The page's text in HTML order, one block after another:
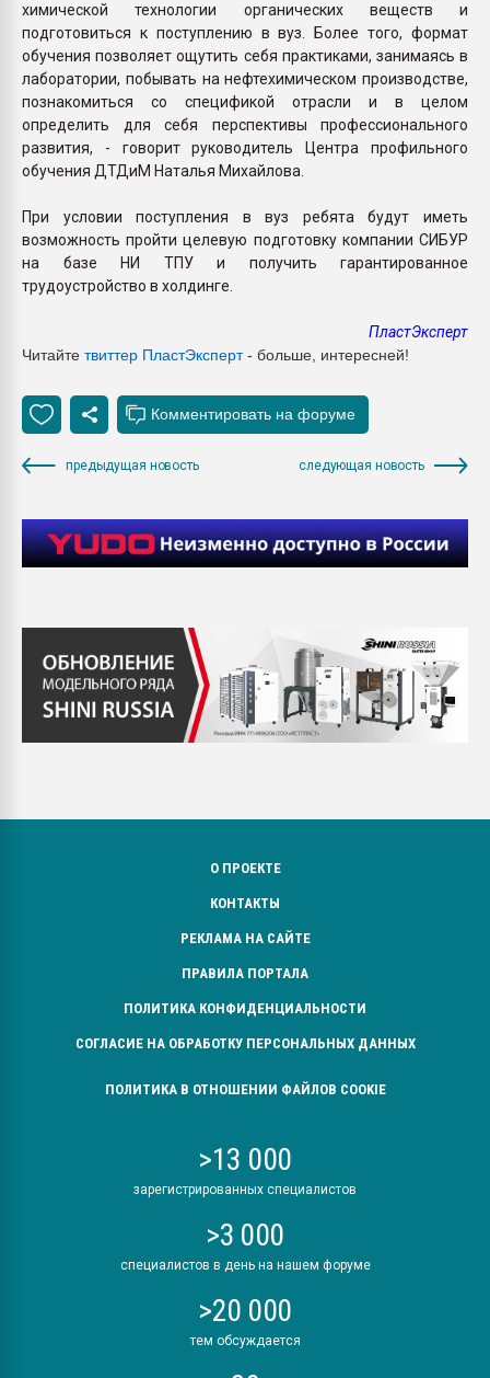
химической технологии органических веществ и
подготовиться к поступлению в вуз. Более того, формат
обучения позволяет ощутить себя практиками, занимаясь в
лаборатории, побывать на нефтехимическом производстве,
познакомиться со спецификой отрасли и в целом
определить для себя перспективы профессионального
развития, - говорит руководитель Центра профильного
обучения ДТДиМ Наталья Михайлова.
При условии поступления в вуз ребята будут иметь
возможность пройти целевую подготовку компании СИБУР
на базе НИ ТПУ и получить гарантированное
трудоустройство в холдинге.
ПластЭксперт
Читайте твиттер ПластЭксперт- больше, интересней!
предыдущая новость следующая новость
О ПРОЕКТЕ
КОНТАКТЫ
РЕКЛАМА НА САЙТЕ
ПРАВИЛА ПОРТАЛА
ПОЛИТИКА КОНФИДЕНЦИАЛЬНОСТИ
СОГЛАСИЕ НА ОБРАБОТКУ ПЕРСОНАЛЬНЫХ ДАННЫХ
ПОЛИТИКА В ОТНОШЕНИИ ФАЙЛОВ COOKIE
>13 000
зарегистрированных специалистов
>3 000
специалистов в день на нашем форуме
>20 000
тем обсуждается